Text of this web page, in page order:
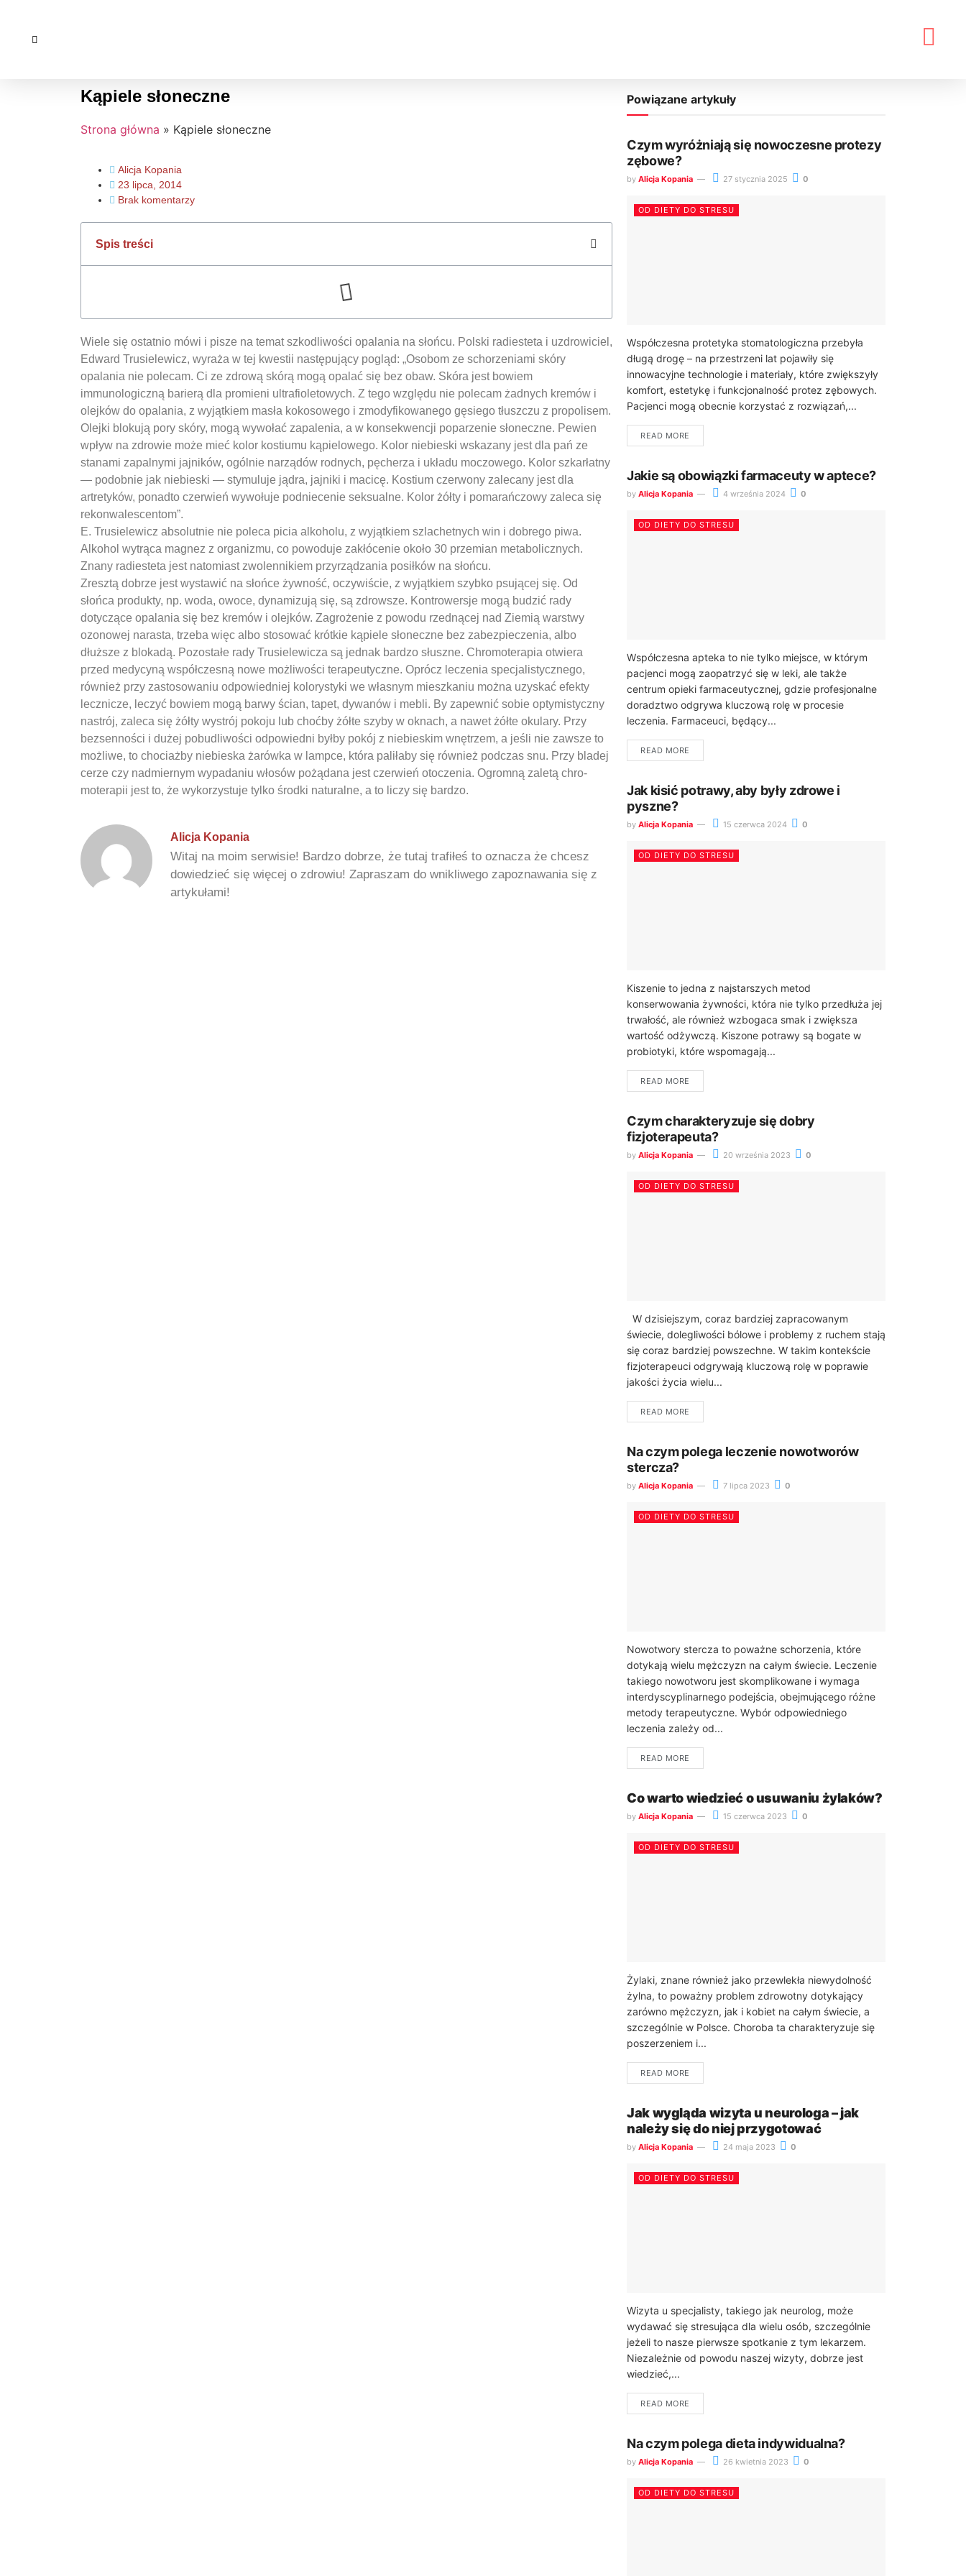
Kąpiele słoneczne
Strona główna » Kąpiele słoneczne
Alicja Kopania
23 lipca, 2014
Brak komentarzy
Spis treści
Wiele się ostatnio mówi i pisze na temat szkodliwości opalania na słońcu. Polski radiesteta i uzdrowiciel,
Edward Trusielewicz, wyraża w tej kwestii następujący pogląd: „Osobom ze schorzeniami skóry
opalania nie polecam. Ci ze zdrową skórą mogą opalać się bez obaw. Skóra jest bowiem
immunologiczną barierą dla promieni ultrafioletowych. Z tego względu nie polecam żadnych kremów i
olejków do opalania, z wyjątkiem masła kokosowego i zmodyfikowanego gęsiego tłuszczu z propolisem.
Olejki blokują pory skóry, mogą wywołać zapalenia, a w konsekwencji poparzenie słoneczne. Pewien
wpływ na zdrowie może mieć kolor kostiumu kąpielowego. Kolor niebieski wskazany jest dla pań ze
stanami zapalnymi jajników, ogólnie narządów rodnych, pęcherza i układu moczowego. Kolor szkarłatny
— podobnie jak niebieski — stymuluje jądra, jajniki i macicę. Kostium czerwony zalecany jest dla
artretyków, ponadto czerwień wywołuje podniecenie seksualne. Kolor żółty i pomarańczowy zaleca się
rekonwalescentom”.
E. Trusielewicz absolutnie nie poleca picia alkoholu, z wyjątkiem szlachetnych win i dobrego piwa.
Alkohol wytrąca magnez z organizmu, co powoduje zakłócenie około 30 przemian metabolicznych.
Znany radiesteta jest natomiast zwolennikiem przyrządzania posiłków na słońcu.
Zresztą dobrze jest wystawić na słońce żywność, oczywiście, z wyjątkiem szybko psującej się. Od
słońca produkty, np. woda, owoce, dynamizują się, są zdrowsze. Kontrowersje mogą budzić rady
dotyczące opalania się bez kremów i olejków. Zagrożenie z powodu rzednącej nad Ziemią warstwy
ozonowej narasta, trzeba więc albo stosować krótkie kąpiele słoneczne bez zabezpieczenia, albo
dłuższe z blokadą. Pozostałe rady Trusielewicza są jednak bardzo słuszne. Chromoterapia otwiera
przed medycyną współczesną nowe możliwości terapeutyczne. Oprócz leczenia specjalistycznego,
również przy zastosowaniu odpowiedniej kolorystyki we własnym mieszkaniu można uzyskać efekty
lecznicze, leczyć bowiem mogą barwy ścian, tapet, dywanów i mebli. By zapewnić sobie optymistyczny
nastrój, zaleca się żółty wystrój pokoju lub choćby żółte szyby w oknach, a nawet żółte okulary. Przy
bezsenności i dużej pobudliwości odpowiedni byłby pokój z niebieskim wnętrzem, a jeśli nie zawsze to
możliwe, to chociażby niebieska żarówka w lampce, która paliłaby się również podczas snu. Przy bladej
cerze czy nadmiernym wypadaniu włosów pożądana jest czerwień otoczenia. Ogromną zaletą chro-
moterapii jest to, że wykorzystuje tylko środki naturalne, a to liczy się bardzo.
Alicja Kopania
Witaj na moim serwisie! Bardzo dobrze, że tutaj trafiłeś to oznacza że chcesz
dowiedzieć się więcej o zdrowiu! Zapraszam do wnikliwego zapoznawania się z
artykułami!
Powiązane artykuły
Czym wyróżniają się nowoczesne protezy
zębowe?
by Alicja Kopania 27 stycznia 2025 0
OD DIETY DO STRESU
Współczesna protetyka stomatologiczna przebyła
długą drogę – na przestrzeni lat pojawiły się
innowacyjne technologie i materiały, które zwiększyły
komfort, estetykę i funkcjonalność protez zębowych.
Pacjenci mogą obecnie korzystać z rozwiązań,...
READ MORE
Jakie są obowiązki farmaceuty w aptece?
by Alicja Kopania 4 września 2024 0
OD DIETY DO STRESU
Współczesna apteka to nie tylko miejsce, w którym
pacjenci mogą zaopatrzyć się w leki, ale także
centrum opieki farmaceutycznej, gdzie profesjonalne
doradztwo odgrywa kluczową rolę w procesie
leczenia. Farmaceuci, będący...
READ MORE
Jak kisić potrawy, aby były zdrowe i
pyszne?
by Alicja Kopania 15 czerwca 2024 0
OD DIETY DO STRESU
Kiszenie to jedna z najstarszych metod
konserwowania żywności, która nie tylko przedłuża jej
trwałość, ale również wzbogaca smak i zwiększa
wartość odżywczą. Kiszone potrawy są bogate w
probiotyki, które wspomagają...
READ MORE
Czym charakteryzuje się dobry
fizjoterapeuta?
by Alicja Kopania 20 września 2023 0
OD DIETY DO STRESU
W dzisiejszym, coraz bardziej zapracowanym
świecie, dolegliwości bólowe i problemy z ruchem stają
się coraz bardziej powszechne. W takim kontekście
fizjoterapeuci odgrywają kluczową rolę w poprawie
jakości życia wielu...
READ MORE
Na czym polega leczenie nowotworów
stercza?
by Alicja Kopania 7 lipca 2023 0
OD DIETY DO STRESU
Nowotwory stercza to poważne schorzenia, które
dotykają wielu mężczyzn na całym świecie. Leczenie
takiego nowotworu jest skomplikowane i wymaga
interdyscyplinarnego podejścia, obejmującego różne
metody terapeutyczne. Wybór odpowiedniego
leczenia zależy od...
READ MORE
Co warto wiedzieć o usuwaniu żylaków?
by Alicja Kopania 15 czerwca 2023 0
OD DIETY DO STRESU
Żylaki, znane również jako przewlekła niewydolność
żylna, to poważny problem zdrowotny dotykający
zarówno mężczyzn, jak i kobiet na całym świecie, a
szczególnie w Polsce. Choroba ta charakteryzuje się
poszerzeniem i...
READ MORE
Jak wygląda wizyta u neurologa – jak
należy się do niej przygotować
by Alicja Kopania 24 maja 2023 0
OD DIETY DO STRESU
Wizyta u specjalisty, takiego jak neurolog, może
wydawać się stresująca dla wielu osób, szczególnie
jeżeli to nasze pierwsze spotkanie z tym lekarzem.
Niezależnie od powodu naszej wizyty, dobrze jest
wiedzieć,...
READ MORE
Na czym polega dieta indywidualna?
by Alicja Kopania 26 kwietnia 2023 0
OD DIETY DO STRESU